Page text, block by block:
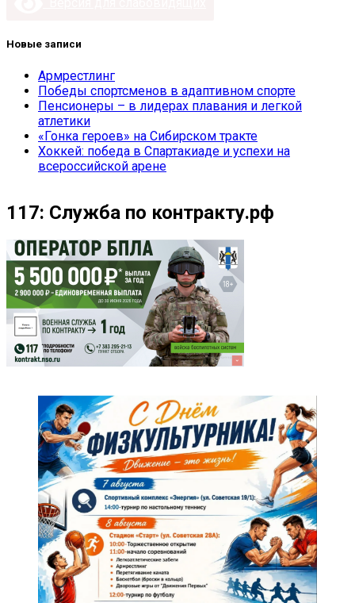
Новые записи
Армрестлинг
Победы спортсменов в адаптивном спорте
Пенсионеры – в лидерах плавания и легкой
атлетики
«Гонка героев» на Сибирском тракте
Хоккей: победа в Спартакиаде и успехи на
всероссийской арене
117: Служба по контракту.рф